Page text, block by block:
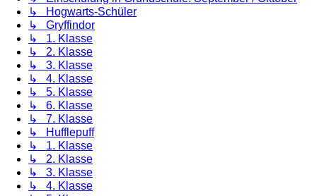
↳ Hogwarts-Schüler
↳ Gryffindor
↳ 1. Klasse
↳ 2. Klasse
↳ 3. Klasse
↳ 4. Klasse
↳ 5. Klasse
↳ 6. Klasse
↳ 7. Klasse
↳ Hufflepuff
↳ 1. Klasse
↳ 2. Klasse
↳ 3. Klasse
↳ 4. Klasse